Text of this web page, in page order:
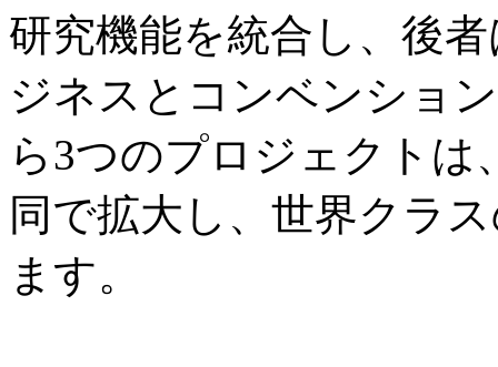
研究機能を統合し、後
ジネスとコンベンショ
ら3つのプロジェクトは
同で拡大し、世界クラ
ます。